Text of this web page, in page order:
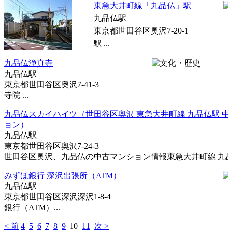
東急大井町線「九品仏」駅
九品仏駅
東京都世田谷区奥沢7-20-1
駅 ...
九品仏浄真寺
九品仏駅
東京都世田谷区奥沢7-41-3
寺院 ...
九品仏スカイハイツ（世田谷区奥沢 東急大井町線 九品仏駅
ョン）
九品仏駅
東京都世田谷区奥沢7-24-3
世田谷区奥沢、九品仏の中古マンション情報東急大井町線 九
みずほ銀行 深沢出張所（ATM）
九品仏駅
東京都世田谷区深沢深沢1-8-4
銀行（ATM）...
< 前 4 5 6 7 8 9 10 11 次 >